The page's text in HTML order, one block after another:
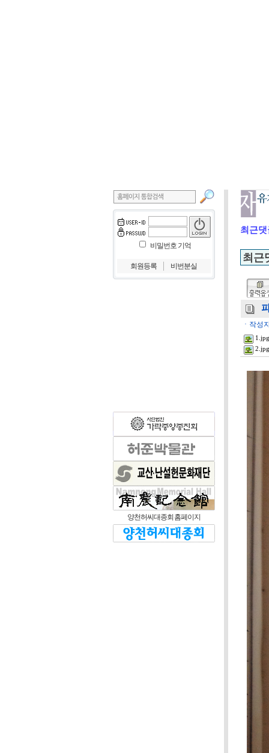
비밀번호 기억
회원등록 비번분실
양천허씨대종회 홈페이지
최근
최근
ㆍ작성
1.jpg
2.jpg